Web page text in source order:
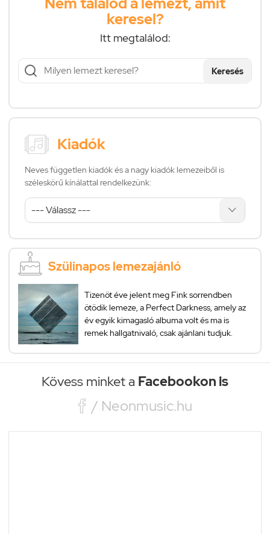
keresel?
Itt megtalálod:
Keresés
Kiadók
Neves független kiadók és a nagy kiadók lemezeiből is
széleskörű kínálattal rendelkezünk:
Szülinapos lemezajánló
Tizenöt éve jelent meg Fink sorrendben
ötödik lemeze, a Perfect Darkness, amely az
év egyik kimagasló albuma volt és ma is
remek hallgatnivaló, csak ajánlani tudjuk.
Kövess minket a Facebookon is
 / Neonmusic.hu